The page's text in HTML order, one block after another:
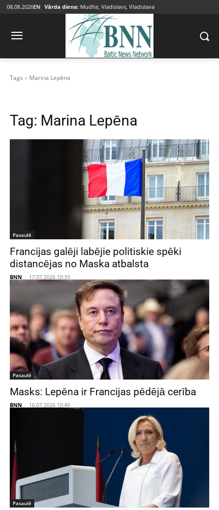
08.08.2026EN Vārda diena: Mudīte, Vladislavs, Vladislava
Tags Marina Lepēna
Tag: Marina Lepēna
Pasaulē
Francijas galēji labējie politiskie spēki
distancējas no Maska atbalsta
BNN - 17.07.2026 10:33
Pasaulē
Masks: Lepēna ir Francijas pēdējā cerība
BNN - 16.07.2026 10:49
Pasaulē